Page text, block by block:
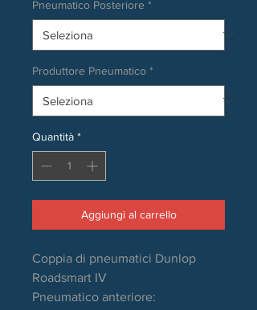
Pneumatico Posteriore *
Produttore Pneumatico *
Quantità *
Aggiungi al carrello
Coppia di pneumatici Dunlop
Roadsmart IV
Pneumatico anteriore: